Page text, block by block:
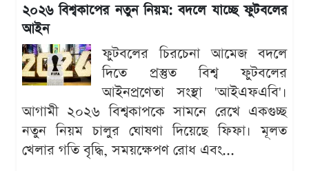
২০২৬ বিশ্বকাপের নতুন নিয়ম: বদলে যাচ্ছে ফুটবলের
আইন
ফুটবলের চিরচেনা আমেজ বদলে
দিতে প্রস্তুত বিশ্ব ফুটবলের
আইনপ্রণেতা সংস্থা 'আইএফএবি'।
আগামী ২০২৬ বিশ্বকাপকে সামনে রেখে একগুচ্ছ
নতুন নিয়ম চালুর ঘোষণা দিয়েছে ফিফা। মূলত
খেলার গতি বৃদ্ধি, সময়ক্ষেপণ রোধ এবং...